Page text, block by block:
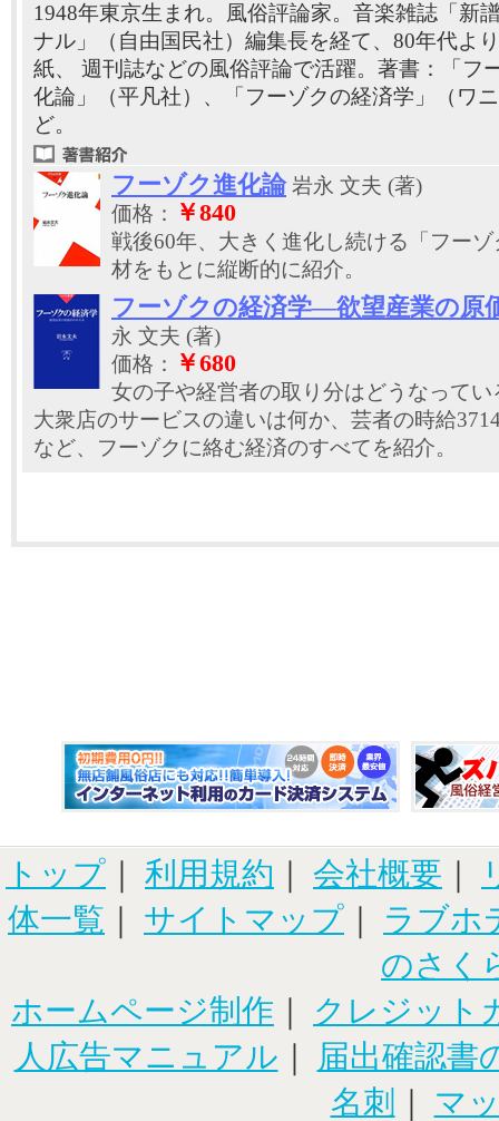
1948年東京生まれ。風俗評論家。音楽雑誌「新
ナル」（自由国民社）編集長を経て、80年代よ
紙、 週刊誌などの風俗評論で活躍。著書：「フ
化論」（平凡社）、「フーゾクの経済学」（ワ
ど。
フーゾク進化論 岩永 文夫 (著)
価格：
￥840
戦後60年、大きく進化し続ける「フー
材をもとに縦断的に紹介。
フーゾクの経済学―欲望産業の原
永 文夫 (著)
価格：
￥680
女の子や経営者の取り分はどうなって
大衆店のサービスの違いは何か、芸者の時給
など、フーゾクに絡む経済のすべてを紹介。
トップ ｜ 利用規約 ｜ 会社概要 ｜
体一覧 ｜ サイトマップ ｜ ラブホ
のさく
ホームページ制作 ｜ クレジット
人広告マニュアル ｜
届出確認書
名刺
｜ マ